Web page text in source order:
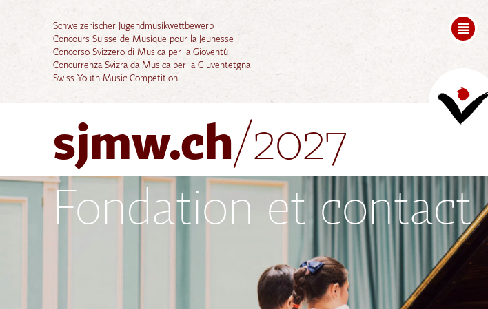
Schweizerischer Jugendmusikwettbewerb
Concours Suisse de Musique pour la Jeunesse
Concorso Svizzero di Musica per la Gioventù
Concurrenza Svizra da Musica per la Giuventetgna
Swiss Youth Music Competition
sjmw.ch/2027
Mots de
Videos
Fondation et contact